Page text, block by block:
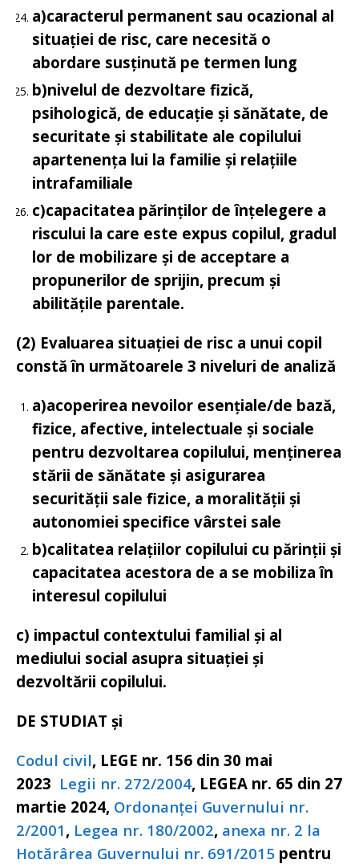
a)caracterul permanent sau ocazional al
situației de risc, care necesită o
abordare susținută pe termen lung
b)nivelul de dezvoltare fizică,
psihologică, de educație și sănătate, de
securitate și stabilitate ale copilului
apartenența lui la familie și relațiile
intrafamiliale
c)capacitatea părinților de înțelegere a
riscului la care este expus copilul, gradul
lor de mobilizare și de acceptare a
propunerilor de sprijin, precum și
abilitățile parentale.
(2) Evaluarea situației de risc a unui copil
constă în următoarele 3 niveluri de analiză
a)acoperirea nevoilor esențiale/de bază,
fizice, afective, intelectuale și sociale
pentru dezvoltarea copilului, menținerea
stării de sănătate și asigurarea
securității sale fizice, a moralității și
autonomiei specifice vârstei sale
b)calitatea relațiilor copilului cu părinții și
capacitatea acestora de a se mobiliza în
interesul copilului
c) impactul contextului familial și al
mediului social asupra situației și
dezvoltării copilului.
DE STUDIAT și
Codul civil, LEGE nr. 156 din 30 mai
2023 Legii nr. 272/2004, LEGEA nr. 65 din 27
martie 2024, Ordonanței Guvernului nr.
2/2001, Legea nr. 180/2002, anexa nr. 2 la
Hotărârea Guvernului nr. 691/2015 pentru